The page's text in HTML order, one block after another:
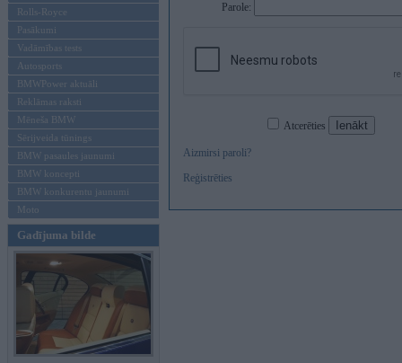
Rolls-Royce
Pasākumi
Vadāmības tests
Autosports
BMWPower aktuāli
Reklāmas raksti
Mēneša BMW
Sērijveida tūnings
BMW pasaules jaunumi
BMW koncepti
BMW konkurentu jaunumi
Moto
Gadījuma bilde
Parole:
Atcerēties
Aizmirsi paroli?
Reģistrēties